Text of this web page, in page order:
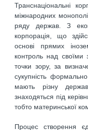
Транснаціональні
міжнародних
ряду держав. З
корпорація, що
основі прямих
контроль над своїми
точки зору, за
сукупність
мають різну
знаходяться під
тобто материнської
Процес створення